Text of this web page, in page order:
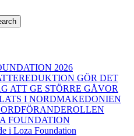
2026
GÖR DET
ATT GE STÖRRE GÅVOR
I NORDMAKEDONIEN
FOUNDATION
i Loza Foundation